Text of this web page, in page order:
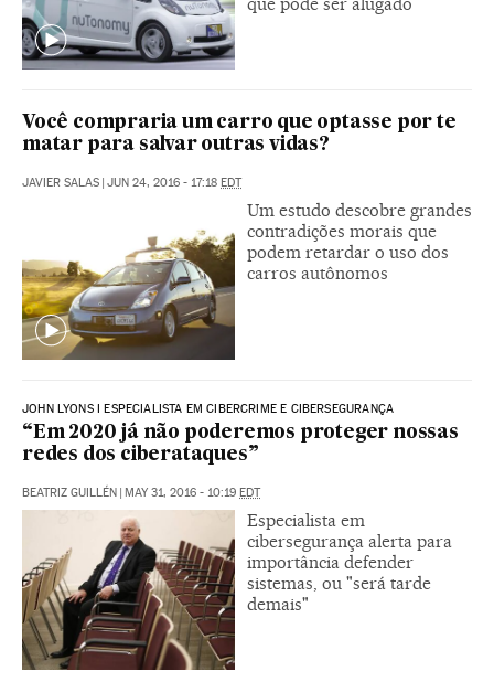
Você compraria um carro que optasse por te
matar para salvar outras vidas?
JAVIER SALAS | JUN 24, 2016 - 17:18 EDT
Um estudo descobre grandes
contradições morais que
podem retardar o uso dos
carros autônomos
JOHN LYONS I ESPECIALISTA EM CIBERCRIME E CIBERSEGURANÇA
“Em 2020 já não poderemos proteger nossas
redes dos ciberataques”
BEATRIZ GUILLÉN | MAY 31, 2016 - 10:19 EDT
Especialista em
cibersegurança alerta para
importância defender
sistemas, ou "será tarde
demais"